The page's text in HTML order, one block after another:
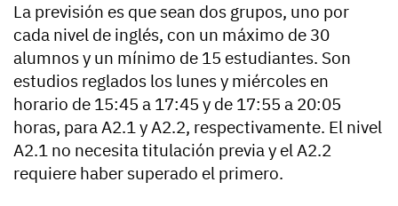
La previsión es que sean dos grupos, uno por
cada nivel de inglés, con un máximo de 30
alumnos y un mínimo de 15 estudiantes. Son
estudios reglados los lunes y miércoles en
horario de 15:45 a 17:45 y de 17:55 a 20:05
horas, para A2.1 y A2.2, respectivamente. El nivel
A2.1 no necesita titulación previa y el A2.2
requiere haber superado el primero.